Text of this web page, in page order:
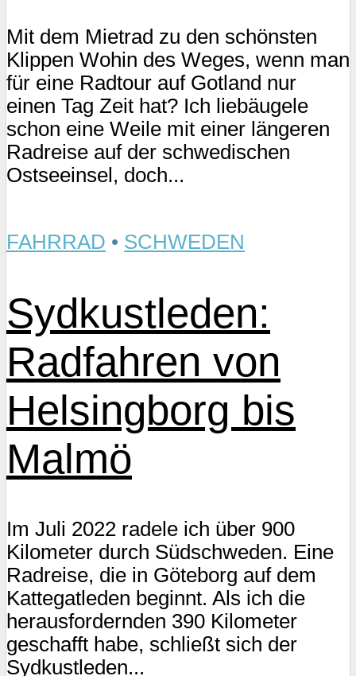
Mit dem Mietrad zu den schönsten
Klippen Wohin des Weges, wenn man
für eine Radtour auf Gotland nur
einen Tag Zeit hat? Ich liebäugele
schon eine Weile mit einer längeren
Radreise auf der schwedischen
Ostseeinsel, doch...
FAHRRAD • SCHWEDEN
Sydkustleden:
Radfahren von
Helsingborg bis
Malmö
Im Juli 2022 radele ich über 900
Kilometer durch Südschweden. Eine
Radreise, die in Göteborg auf dem
Kattegatleden beginnt. Als ich die
herausfordernden 390 Kilometer
geschafft habe, schließt sich der
Sydkustleden...